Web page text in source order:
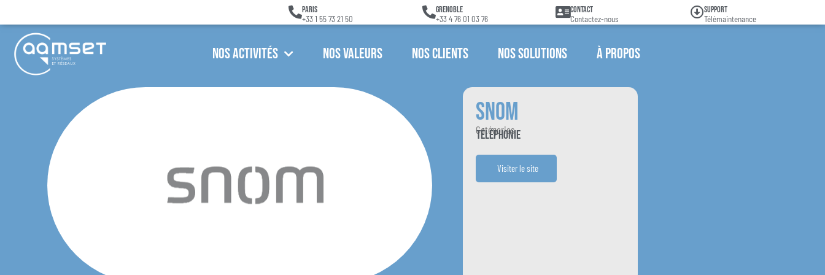
Paris
+33 1 55 73 21 50
Grenoble
+33 4 76 01 03 76
Contact
Contactez-nous
Support
Télémaintenance
Nos Activités Nos Valeurs Nos Clients Nos Solutions À propos
Snom
Catégories
Téléphonie
Visiter le site